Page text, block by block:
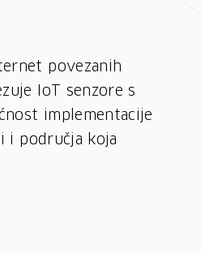
povezanih
IoT senzore s
implementacije
i područja koja